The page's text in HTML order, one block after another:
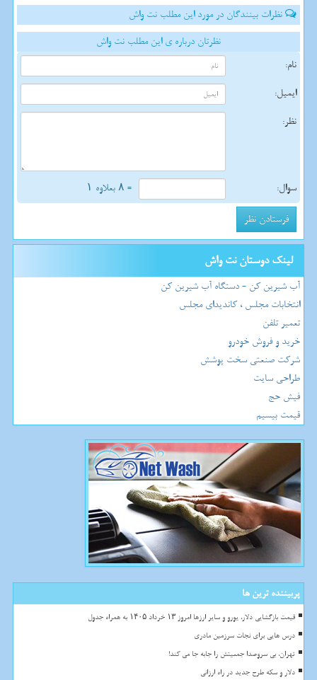
نظرات بینندگان در مورد این مطلب نت واش
نظرتان درباره ی این مطلب نت واش
نام:
ایمیل:
نظر:
سوال: = ۸ بعلاوه ۱
لینک دوستان نت واش
آب شیرین کن - دستگاه آب شیرین کن
انتخابات مجلس ، کاندیدای مجلس
تعمیر تلفن
خرید و فروش خودرو
شرکت صنعتی سخت پوشش
طراحی سایت
فیش حج
قیمت بیسیم
پربیننده ترین ها
قیمت بازگشایی دلار، یورو و سایر ارزها امروز ۱۳ خرداد ۱۴۰۵ به همراه جدول
درس هایی برای نجات سرزمین مادری
تهران، بی سروصدا جمعیتش را جابه جا می کند!
دلار و سکه طرح جدید در راه ارزانی